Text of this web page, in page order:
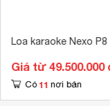
Loa karaoke Nexo P8
Giá từ 49.500.000
Có 11 nơi bán